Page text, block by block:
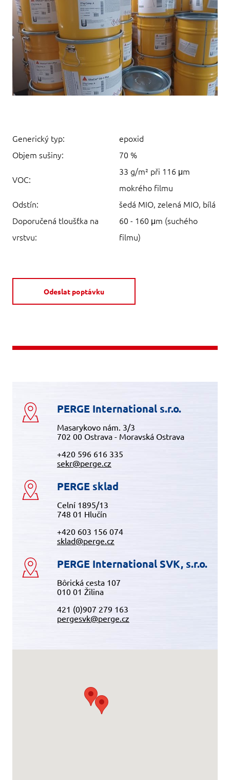
Generický typ:
epoxid
Objem sušiny:
70 %
VOC:
33 g/m² při 116 μm
mokrého filmu
Odstín:
šedá MIO, zelená MIO, bílá
Doporučená tloušťka na
vrstvu:
60 - 160 μm (suchého
filmu)
Odeslat poptávku
PERGE International s.r.o.
Masarykovo nám. 3/3
702 00 Ostrava - Moravská Ostrava
+420 596 616 335
sekr@perge.cz
PERGE sklad
Celní 1895/13
748 01 Hlučín
+420 603 156 074
sklad@perge.cz
PERGE International SVK, s.r.o.
Bôrická cesta 107
010 01 Žilina
421 (0)907 279 163
pergesvk@perge.cz